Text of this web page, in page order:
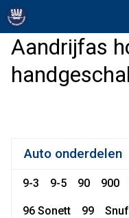
Aandrijfas
Auto onderdelen
9-3 9-5 90 900
96 Sonett 99